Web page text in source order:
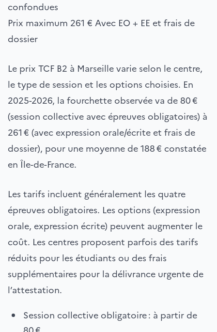
confondues
Prix maximum 261 € Avec EO + EE et frais de
dossier
Le prix TCF B2 à Marseille varie selon le centre,
le type de session et les options choisies. En
2025-2026, la fourchette observée va de 80 €
(session collective avec épreuves obligatoires) à
261 € (avec expression orale/écrite et frais de
dossier), pour une moyenne de 188 € constatée
en Île-de-France.
Les tarifs incluent généralement les quatre
épreuves obligatoires. Les options (expression
orale, expression écrite) peuvent augmenter le
coût. Les centres proposent parfois des tarifs
réduits pour les étudiants ou des frais
supplémentaires pour la délivrance urgente de
l’attestation.
Session collective obligatoire : à partir de